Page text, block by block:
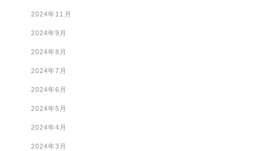
2024年11月
2024年9月
2024年8月
2024年7月
2024年6月
2024年5月
2024年4月
2024年3月